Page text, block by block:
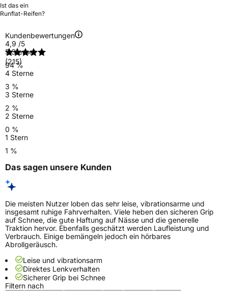
Ist das ein
Runflat-Reifen?
Kundenbewertungen
4,9 /5
(215)
5 Sterne
94 %
4 Sterne
3 %
3 Sterne
2 %
2 Sterne
0 %
1 Stern
1 %
Das sagen unsere Kunden
Die meisten Nutzer loben das sehr leise, vibrationsarme und
insgesamt ruhige Fahrverhalten. Viele heben den sicheren Grip
auf Schnee, die gute Haftung auf Nässe und die generelle
Traktion hervor. Ebenfalls geschätzt werden Laufleistung und
Verbrauch. Einige bemängeln jedoch ein hörbares
Abrollgeräusch.
Leise und vibrationsarm
Direktes Lenkverhalten
Sicherer Grip bei Schnee
Filtern nach